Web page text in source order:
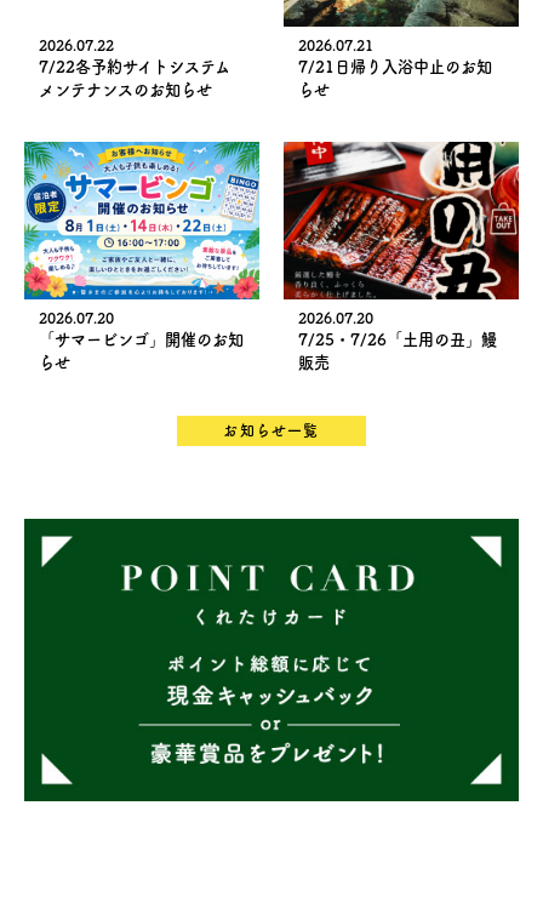
2026.07.22
7/22各予約サイトシステム
メンテナンスのお知らせ
2026.07.21
7/21日帰り入浴中止のお知
らせ
2026.07.20
「サマービンゴ」開催のお知
らせ
2026.07.20
7/25・7/26「土用の丑」鰻
販売
お知らせ一覧